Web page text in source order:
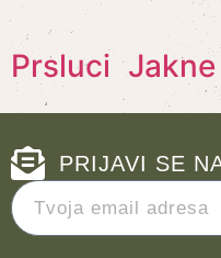
Prsluci Jakne
PRIJAVI SE